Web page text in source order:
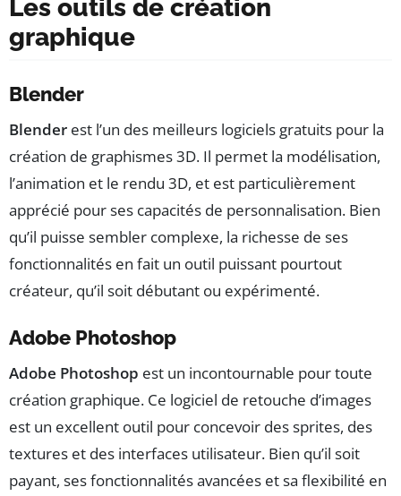
Les outils de création
graphique
Blender
Blender est l’un des meilleurs logiciels gratuits pour la
création de graphismes 3D. Il permet la modélisation,
l’animation et le rendu 3D, et est particulièrement
apprécié pour ses capacités de personnalisation. Bien
qu’il puisse sembler complexe, la richesse de ses
fonctionnalités en fait un outil puissant pourtout
créateur, qu’il soit débutant ou expérimenté.
Adobe Photoshop
Adobe Photoshop est un incontournable pour toute
création graphique. Ce logiciel de retouche d’images
est un excellent outil pour concevoir des sprites, des
textures et des interfaces utilisateur. Bien qu’il soit
payant, ses fonctionnalités avancées et sa flexibilité en